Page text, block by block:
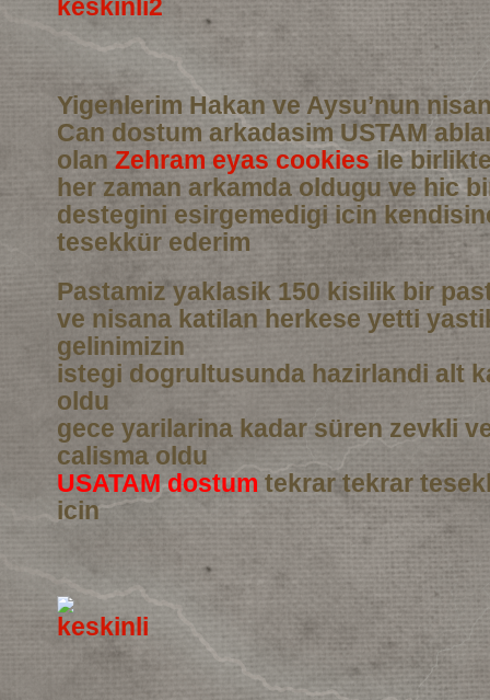
Yigenlerim Hakan ve Aysu’nun
Can dostum arkadasim USTAM
olan Zehram eyas cookiesile
her zaman arkamda oldugu ve hic
destegini esirgemedigi icin
tesekkür ederim
Pastamiz yaklasik 150 kisilik bir
ve nisana katilan herkese yetti
gelinimizin
istegi dogrultusunda hazirlandi alt
oldu
gece yarilarina kadar süren zevkli
calisma oldu
USATAM dostum tekrar tekrar
icin